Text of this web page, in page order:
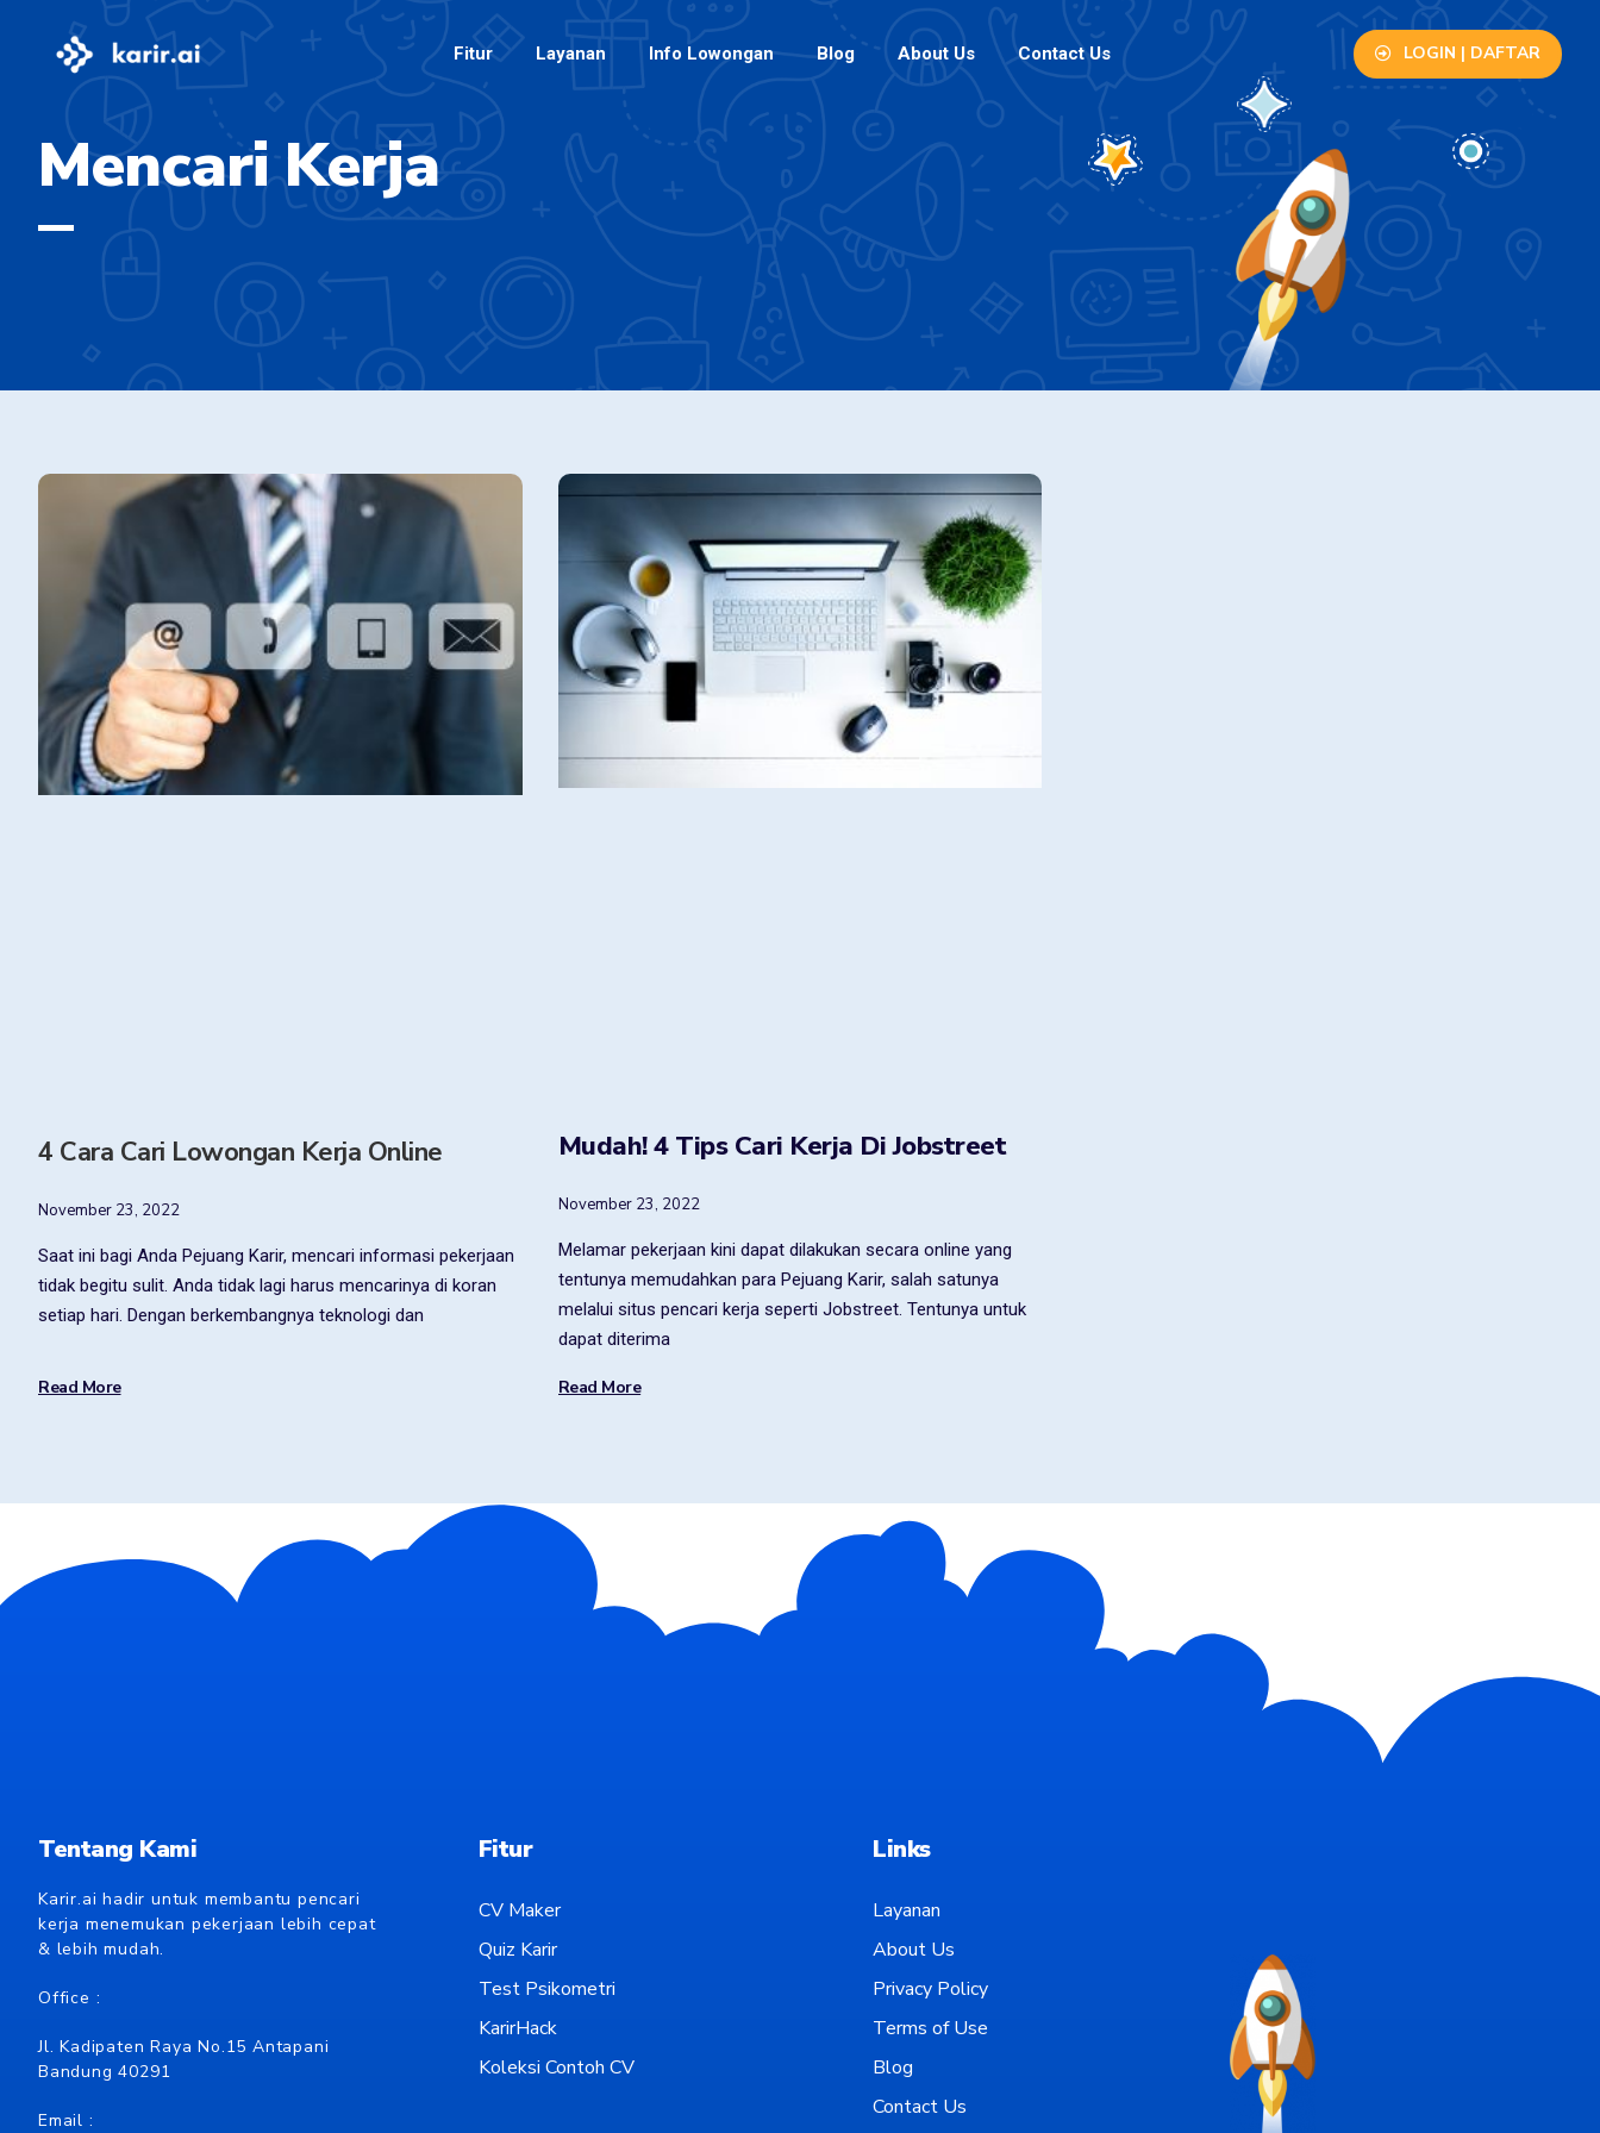
Fitur Layanan Info Lowongan Blog About Us Contact Us LOGIN | DAFTAR
Mencari Kerja
4 Cara Cari Lowongan Kerja Online
November 23, 2022
Saat ini bagi Anda Pejuang Karir, mencari informasi pekerjaan
tidak begitu sulit. Anda tidak lagi harus mencarinya di koran
setiap hari. Dengan berkembangnya teknologi dan
Read More
Mudah! 4 Tips Cari Kerja Di Jobstreet
November 23, 2022
Melamar pekerjaan kini dapat dilakukan secara online yang
tentunya memudahkan para Pejuang Karir, salah satunya
melalui situs pencari kerja seperti Jobstreet. Tentunya untuk
dapat diterima
Read More
Tentang Kami
Karir.ai hadir untuk membantu pencari
kerja menemukan pekerjaan lebih cepat
& lebih mudah.
Office :
Jl. Kadipaten Raya No.15 Antapani
Bandung 40291
Email :
Fitur
CV Maker
Quiz Karir
Test Psikometri
KarirHack
Koleksi Contoh CV
Links
Layanan
About Us
Privacy Policy
Terms of Use
Blog
Contact Us